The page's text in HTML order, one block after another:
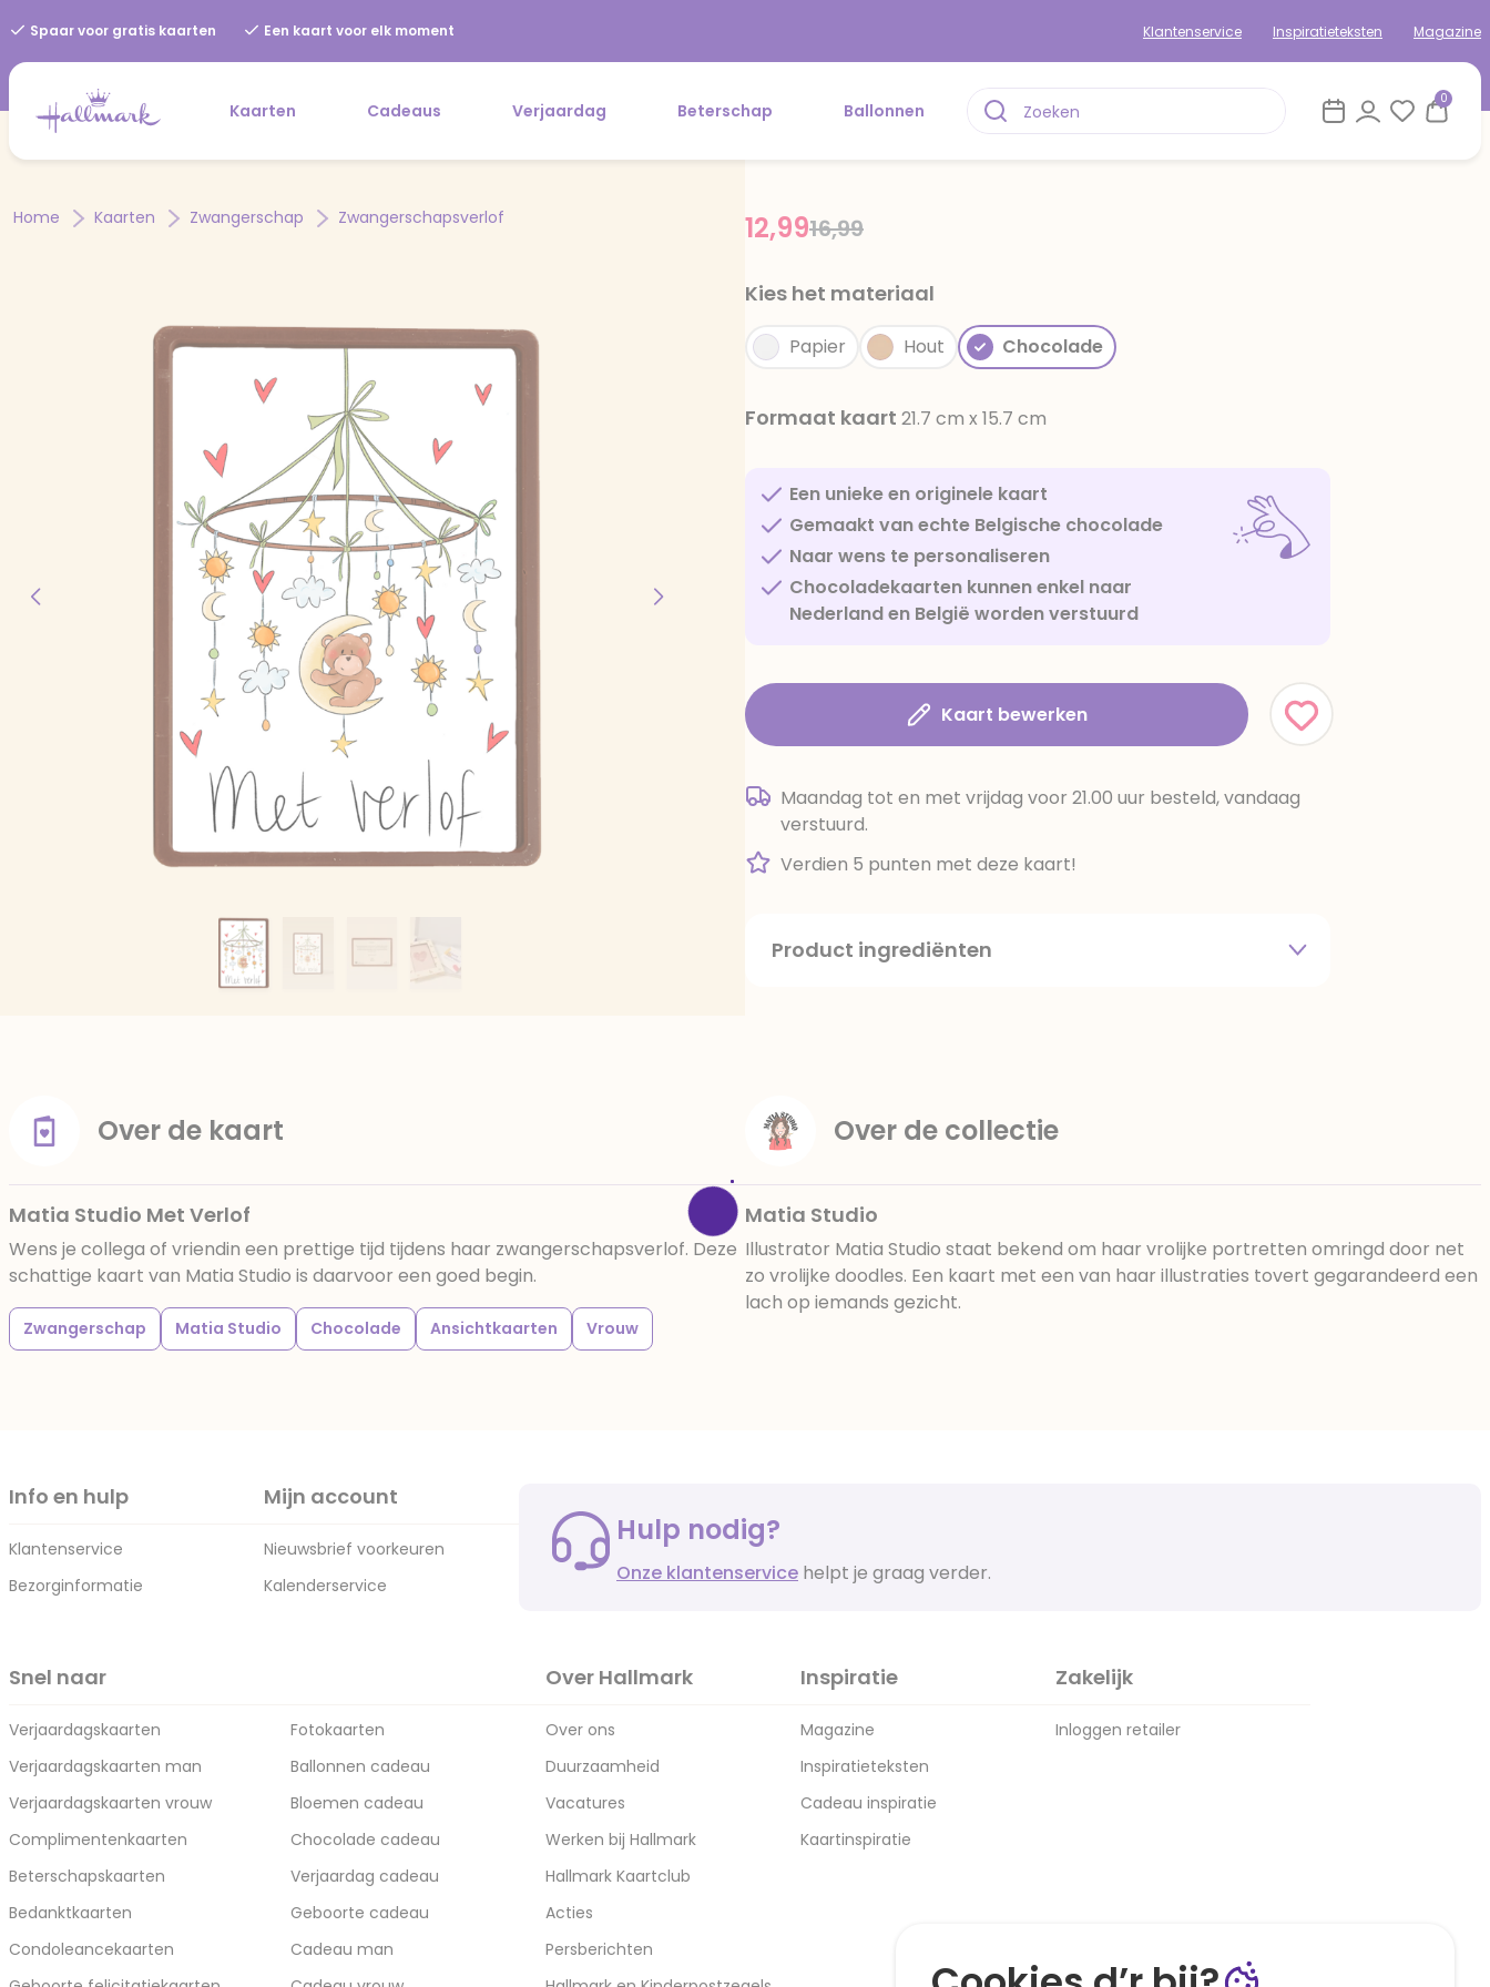
Spaar voor gratis kaarten Een kaart voor elk moment Klantenservice Inspiratieteksten Magazine
Kaarten Cadeaus Verjaardag Beterschap Ballonnen
0
Home Kaarten Zwangerschap Zwangerschapsverlof Price reduced from
16,99to
12,99
Kies het materiaal
Papier Hout Chocolade
Formaat kaart 21.7 cm x 15.7 cm
Een unieke en originele kaart
Gemaakt van echte Belgische chocolade
Naar wens te personaliseren
Chocoladekaarten kunnen enkel naar
Nederland en België worden verstuurd
Kaart bewerken
Maandag tot en met vrijdag voor 21.00 uur besteld, vandaag
verstuurd.
Verdien 5 punten met deze kaart!
Product ingrediënten
activiteit en concentratie van kinderen negatief
beïnvloeden, E133, E151. Chocolade bevat ten minste 34%
cacaobestanddelen. Kan sporen van gluten bevatten. Koel
en droog bewaren.
Over de kaart
Matia Studio Met Verlof
Wens je collega of vriendin een prettige tijd tijdens haar zwangerschapsverlof. Deze
schattige kaart van Matia Studio is daarvoor een goed begin.
Zwangerschap Matia Studio Chocolade Ansichtkaarten Vrouw
Over de collectie
Matia Studio
Illustrator Matia Studio staat bekend om haar vrolijke portretten omringd door net
zo vrolijke doodles. Een kaart met een van haar illustraties tovert gegarandeerd een
lach op iemands gezicht.
Info en hulp
Klantenservice
Bezorginformatie
Mijn account
Nieuwsbrief voorkeuren
Kalenderservice
Hulp nodig?
Onze klantenservice helpt je graag verder.
Snel naar
Verjaardagskaarten
Verjaardagskaarten man
Verjaardagskaarten vrouw
Complimentenkaarten
Beterschapskaarten
Bedanktkaarten
Condoleancekaarten
Fotokaarten
Ballonnen cadeau
Bloemen cadeau
Chocolade cadeau
Verjaardag cadeau
Geboorte cadeau
Cadeau man
Over Hallmark
Over ons
Duurzaamheid
Vacatures
Werken bij Hallmark
Hallmark Kaartclub
Acties
Persberichten
Inspiratie
Magazine
Inspiratieteksten
Cadeau inspiratie
Kaartinspiratie
Zakelijk
Inloggen retailer